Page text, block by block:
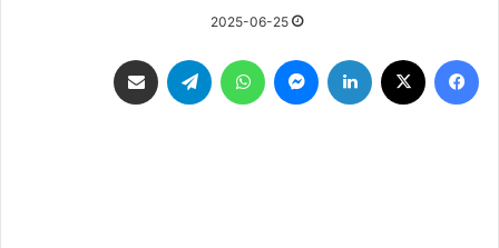
2025-06-25
فيسبوك لينكدإن ماسنجر واتساب تيلقرام